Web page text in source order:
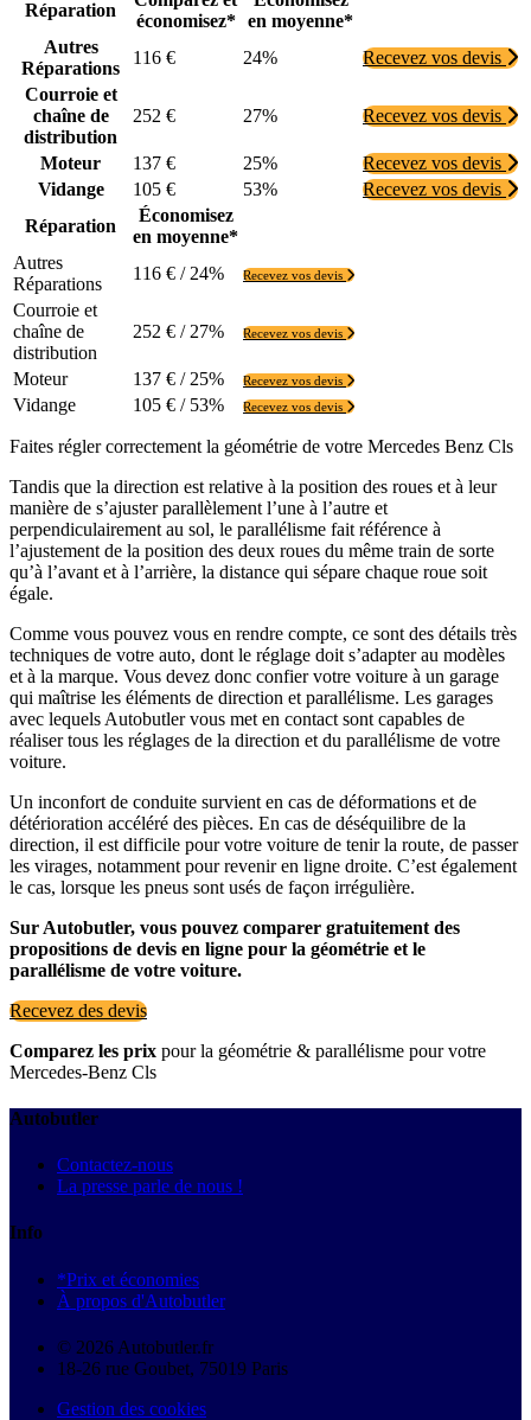
Réparation
économisez*
en moyenne*
Autres
Réparations
116 € 24%
Recevez vos devis
Courroie et
chaîne de
distribution
252 € 27% Recevez vos devis
Moteur 137 € 25%
Recevez vos devis
Vidange
105 € 53%
Recevez vos devis
Réparation
Économisez
en moyenne*
Autres
Réparations
116 € / 24% Recevez vos devis
Courroie et
chaîne de
distribution
252 € / 27% Recevez vos devis
Moteur 137 € / 25% Recevez vos devis
Vidange 105 € / 53% Recevez vos devis
Faites régler correctement la géométrie de votre Mercedes Benz Cls
Tandis que la direction est relative à la position des roues et à leur
manière de s’ajuster parallèlement l’une à l’autre et
perpendiculairement au sol, le parallélisme fait référence à
l’ajustement de la position des deux roues du même train de sorte
qu’à l’avant et à l’arrière, la distance qui sépare chaque roue soit
égale.
Comme vous pouvez vous en rendre compte, ce sont des détails très
techniques de votre auto, dont le réglage doit s’adapter au modèles
et à la marque. Vous devez donc confier votre voiture à un garage
qui maîtrise les éléments de direction et parallélisme. Les garages
avec lequels Autobutler vous met en contact sont capables de
réaliser tous les réglages de la direction et du parallélisme de votre
voiture.
Un inconfort de conduite survient en cas de déformations et de
détérioration accéléré des pièces. En cas de déséquilibre de la
direction, il est difficile pour votre voiture de tenir la route, de passer
les virages, notamment pour revenir en ligne droite. C’est également
le cas, lorsque les pneus sont usés de façon irrégulière.
Sur Autobutler, vous pouvez comparer gratuitement des
propositions de devis en ligne pour la géométrie et le
parallélisme de votre voiture.
Recevez des devis
Comparez les prix pour la géométrie & parallélisme pour votre
Mercedes-Benz Cls
Autobutler
Contactez-nous
La presse parle de nous !
Info
*Prix et économies
À propos d'Autobutler
© 2026 Autobutler.fr
18-26 rue Goubet, 75019 Paris
Gestion des cookies